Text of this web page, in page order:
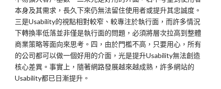
本身及其需求，長久下來仍無法留住使用者或提升其忠誠度。
三是Usability的視點相對較窄、較專注於執行面，而許多情況
下轉換率低落並非僅是執行面的問題，必須將層次拉高到整體
商業策略等面向來思考。四，由於門檻不高，只要用心，所有
的公司都可以做一個好用的介面，光是提升Usability無法創造
核心差異。事實上，隨著網路發展越來越成熟，許多網站的
Usability都已日漸提升。